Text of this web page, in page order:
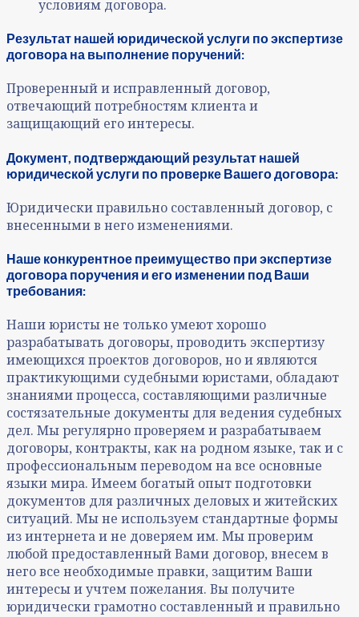
условиям договора.
Результат нашей юридической услуги по экспертизе
договора на выполнение поручений:
Проверенный и исправленный договор,
отвечающий потребностям клиента и
защищающий его интересы.
Документ, подтверждающий результат нашей
юридической услуги по проверке Вашего договора:
Юридически правильно составленный договор, с
внесенными в него изменениями.
Наше конкурентное преимущество при экспертизе
договора поручения и его изменении под Ваши
требования:
Наши юристы не только умеют хорошо
разрабатывать договоры, проводить экспертизу
имеющихся проектов договоров, но и являются
практикующими судебными юристами, обладают
знаниями процесса, составляющими различные
состязательные документы для ведения судебных
дел. Мы регулярно проверяем и разрабатываем
договоры, контракты, как на родном языке, так и с
профессиональным переводом на все основные
языки мира. Имеем богатый опыт подготовки
документов для различных деловых и житейских
ситуаций. Мы не используем стандартные формы
из интернета и не доверяем им. Мы проверим
любой предоставленный Вами договор, внесем в
него все необходимые правки, защитим Ваши
интересы и учтем пожелания. Вы получите
юридически грамотно составленный и правильно